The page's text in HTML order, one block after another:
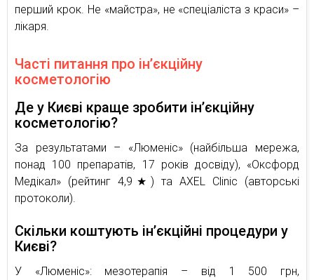
перший крок. Не «майстра», не «спеціаліста з краси» –
лікаря.
Часті питання про ін’єкційну
косметологію
Де у Києві краще зробити ін’єкційну
косметологію?
За результатами – «Люменіс» (найбільша мережа,
понад 100 препаратів, 17 років досвіду), «Оксфорд
Медікал» (рейтинг 4,9★) та AXEL Clinic (авторські
протоколи).
Скільки коштують ін’єкційні процедури у
Києві?
У «Люменіс»: мезотерапія – від 1 500 грн,